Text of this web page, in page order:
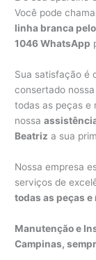
Você pode
linha branca
1046 WhatsApp
Sua satisfação é
consertado
todas as peças e
nossa
Beatriz a sua
Nossa empresa
serviços de
todas as peças e
Manutenção e
Campinas,